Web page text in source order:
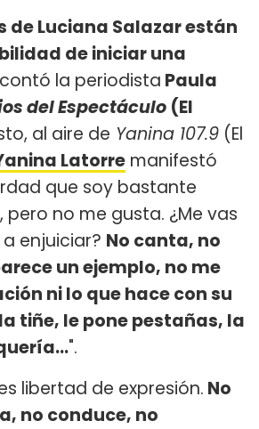
de Luciana Salazar están
de iniciar una
la periodista Paula
del Espectáculo (El
al aire de Yanina 107.9 (El
Latorre manifestó
que soy bastante
no me gusta. ¿Me vas
enjuiciar? No canta, no
un ejemplo, no me
ni lo que hace con su
tiñe, le pone pestañas, la
".
libertad de expresión. No
no conduce, no